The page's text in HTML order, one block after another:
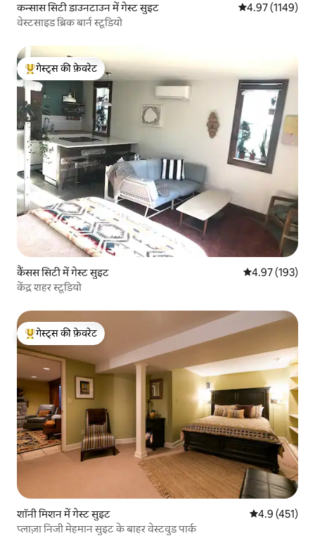
कन्सास सिटी डाउनटाउन में गेस्ट सुइट औसत रेटिंग 5 में से
4.97 (1149)
वेस्टसाइड ब्रिक बार्न स्टूडियो
गेस्ट्स का टॉप फ़ेवरेट
गेस्ट्स की फ़ेवरेट
कैंसस सिटी में गेस्ट सुइट औसत रेटिंग 5 में से
4.97 (193)
केंद्र शहर स्टूडियो
गेस्ट्स का टॉप फ़ेवरेट
गेस्ट्स की फ़ेवरेट
शॉनी मिशन में गेस्ट सुइट औसत रेटिंग 5 में
4.9 (451)
प्लाज़ा निजी मेहमान सुइट के बाहर वेस्टवुड पार्क